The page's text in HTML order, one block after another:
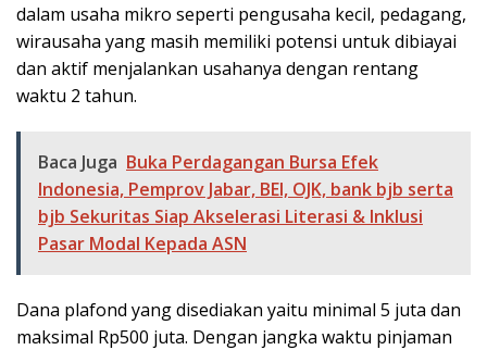
dalam usaha mikro seperti pengusaha kecil, pedagang,
wirausaha yang masih memiliki potensi untuk dibiayai
dan aktif menjalankan usahanya dengan rentang
waktu 2 tahun.
Baca Juga Buka Perdagangan Bursa Efek
Indonesia, Pemprov Jabar, BEI, OJK, bank bjb serta
bjb Sekuritas Siap Akselerasi Literasi & Inklusi
Pasar Modal Kepada ASN
Dana plafond yang disediakan yaitu minimal 5 juta dan
maksimal Rp500 juta. Dengan jangka waktu pinjaman